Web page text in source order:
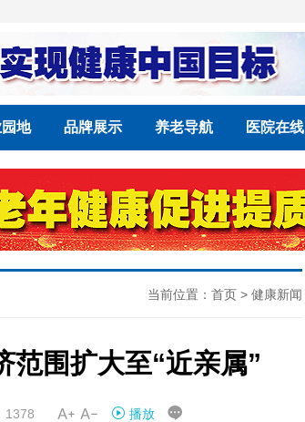
地 品牌展示 养老导航 医院在线
当前位置： 首页 > 健康新闻
范围扩大至“近亲属”
1378  播放 